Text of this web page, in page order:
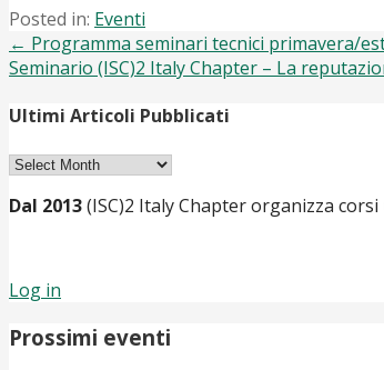
Posted in: Eventi
Post
navigation
← Programma seminari tecnici primavera/
Seminario (ISC)2 Italy Chapter – La
Ultimi Articoli Pubblicati
Ultimi
Pubblicati
Dal 2013(ISC)2 Italy Chapter organizza
Log in
Prossimi eventi